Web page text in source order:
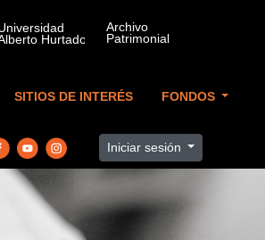
SITIOS DE INTERÉS FONDOS
Iniciar sesión